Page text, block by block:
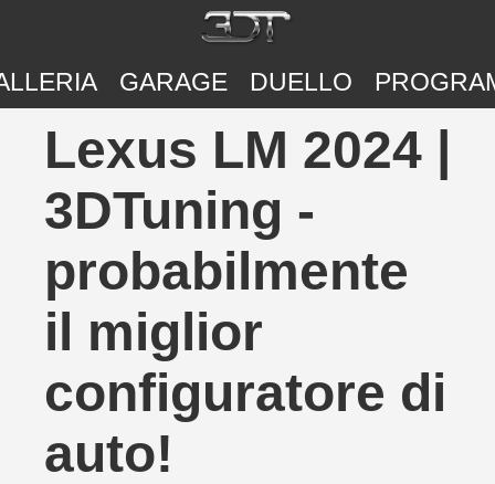
GARAGE DUELLO
Lexus LM 2024 |
3DTuning -
probabilmente
il miglior
configuratore di
auto!